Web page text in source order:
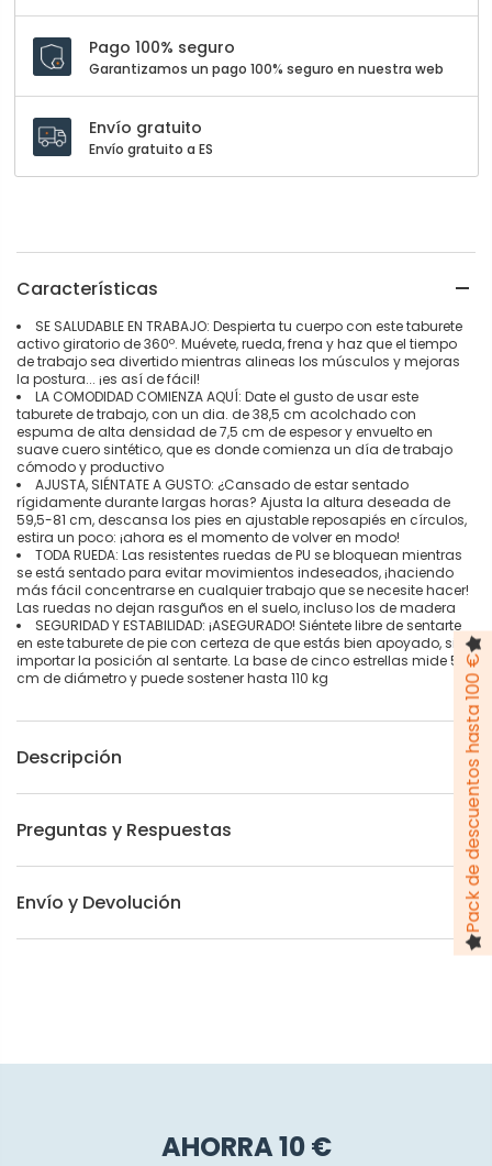
Pago 100% seguro
Garantizamos un pago 100% seguro en nuestra web
Envío gratuito
Envío gratuito a ES
Características
SE SALUDABLE EN TRABAJO: Despierta tu cuerpo con este taburete
activo giratorio de 360º. Muévete, rueda, frena y haz que el tiempo
de trabajo sea divertido mientras alineas los músculos y mejoras
la postura... ¡es así de fácil!
LA COMODIDAD COMIENZA AQUÍ: Date el gusto de usar este
taburete de trabajo, con un dia. de 38,5 cm acolchado con
espuma de alta densidad de 7,5 cm de espesor y envuelto en
suave cuero sintético, que es donde comienza un día de trabajo
cómodo y productivo
AJUSTA, SIÉNTATE A GUSTO: ¿Cansado de estar sentado
rígidamente durante largas horas? Ajusta la altura deseada de
59,5-81 cm, descansa los pies en ajustable reposapiés en círculos,
estira un poco: ¡ahora es el momento de volver en modo!
TODA RUEDA: Las resistentes ruedas de PU se bloquean mientras
se está sentado para evitar movimientos indeseados, ¡haciendo
más fácil concentrarse en cualquier trabajo que se necesite hacer!
Las ruedas no dejan rasguños en el suelo, incluso los de madera
SEGURIDAD Y ESTABILIDAD: ¡ASEGURADO! Siéntete libre de sentarte
en este taburete de pie con certeza de que estás bien apoyado, sin
importar la posición al sentarte. La base de cinco estrellas mide 51,5
cm de diámetro y puede sostener hasta 110 kg
Descripción
Preguntas y Respuestas
Envío y Devolución
AHORRA 10 €
Pack de descuentos hasta 100 €